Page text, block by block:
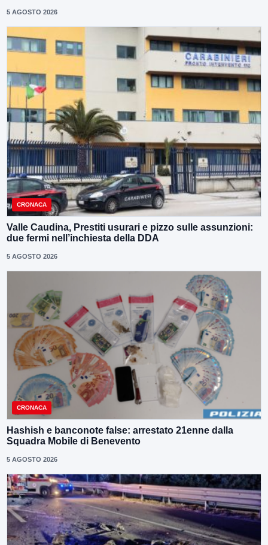
5 AGOSTO 2026
CRONACA
Valle Caudina, Prestiti usurari e pizzo sulle assunzioni:
due fermi nell’inchiesta della DDA
5 AGOSTO 2026
CRONACA
Hashish e banconote false: arrestato 21enne dalla
Squadra Mobile di Benevento
5 AGOSTO 2026